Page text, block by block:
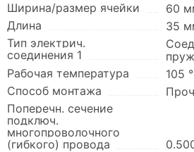
Ширина/размер ячейки
60
Длина
35
Тип электрич.
соединения 1
Рабочая температура
105
Способ монтажа
Поперечн. сечение
подключ.
многопроволочного
(гибкого) провода